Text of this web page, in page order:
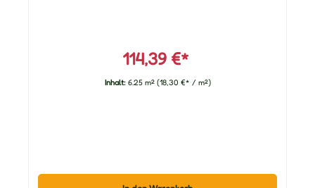
114,39 €*
Inhalt: 6.25 m² (18,30 €* / m²)